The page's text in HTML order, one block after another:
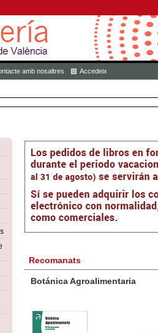
amb nosaltres Accedeix
Recomanats
Botánica Agroalimentaria